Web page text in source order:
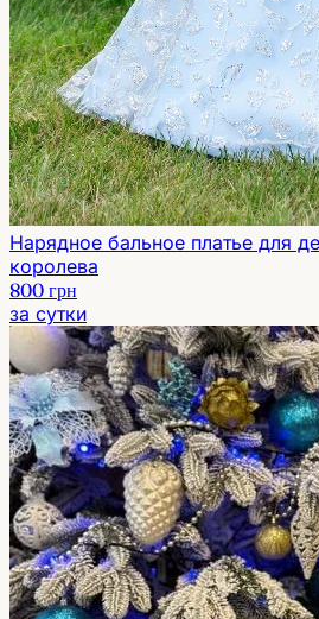
Нарядное бальное платье для
королева
800 грн
за сутки